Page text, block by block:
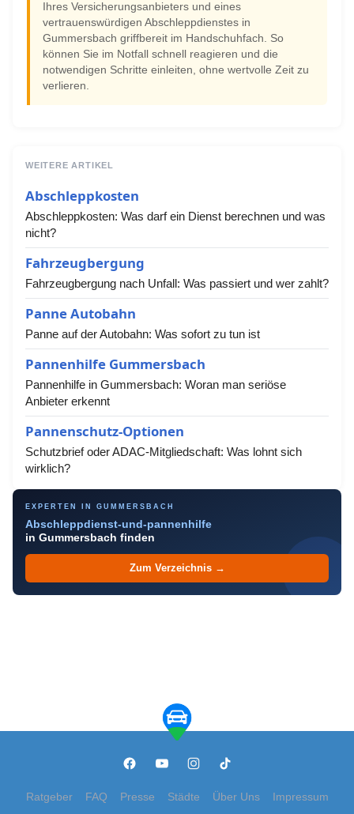
Ihres Versicherungsanbieters und eines
vertrauenswürdigen Abschleppdienstes in
Gummersbach griffbereit im Handschuhfach. So
können Sie im Notfall schnell reagieren und die
notwendigen Schritte einleiten, ohne wertvolle Zeit zu
verlieren.
WEITERE ARTIKEL
Abschleppkosten
Abschleppkosten: Was darf ein Dienst berechnen und was
nicht?
Fahrzeugbergung
Fahrzeugbergung nach Unfall: Was passiert und wer zahlt?
Panne Autobahn
Panne auf der Autobahn: Was sofort zu tun ist
Pannenhilfe Gummersbach
Pannenhilfe in Gummersbach: Woran man seriöse
Anbieter erkennt
Pannenschutz-Optionen
Schutzbrief oder ADAC-Mitgliedschaft: Was lohnt sich
wirklich?
EXPERTEN IN GUMMERSBACH
Abschleppdienst-und-pannenhilfe
in Gummersbach finden
Zum Verzeichnis →
Ratgeber FAQ Presse Städte Über Uns Impressum